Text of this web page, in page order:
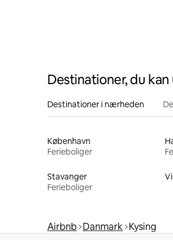
Destinationer, du
Destinationer i nærheden
København
Ferieboliger
Stavanger
Ferieboliger
Airbnb Danmark Kysing